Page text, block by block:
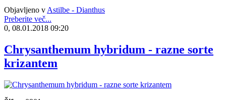
Objavljeno v Astilbe - Dianthus
Preberite več...
0, 08.01.2018 09:20
Chrysanthemum hybridum - razne sorte
krizantem